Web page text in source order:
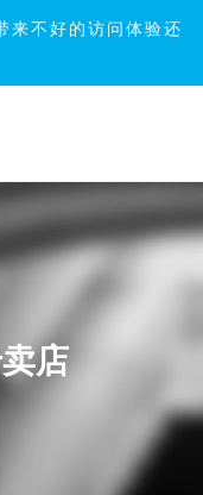
来不好的访问体验还
店